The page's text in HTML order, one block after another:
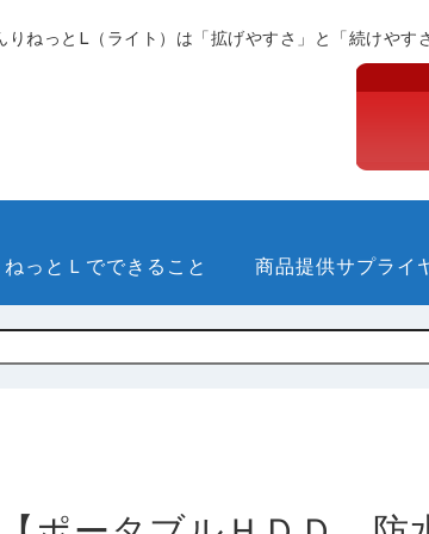
りねっとL（ライト）は「拡げやすさ」と「続けやす
っとＬでできること 商品提供サプライ